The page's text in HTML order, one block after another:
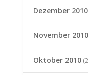
Dezember 2010
November 2010
Oktober 2010